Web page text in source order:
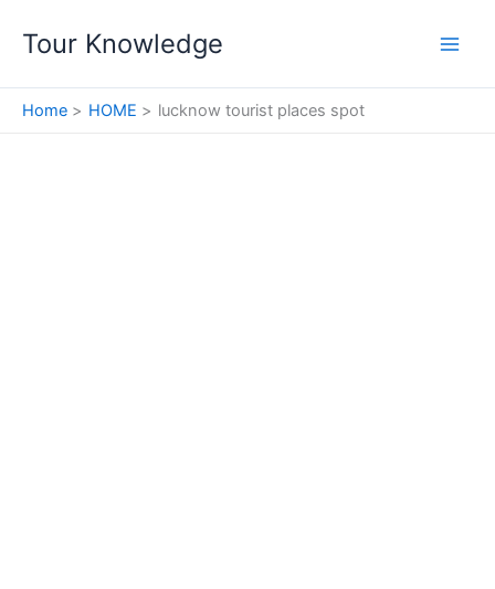
Tour Knowledge
Home HOME lucknow tourist places spot